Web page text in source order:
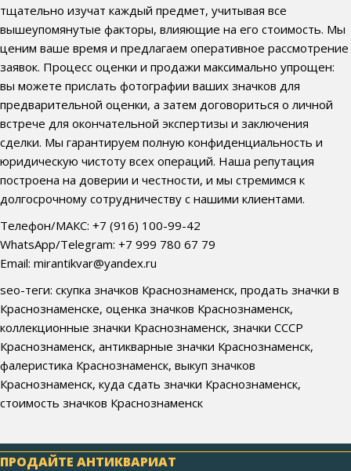
тщательно изучат каждый предмет, учитывая все
вышеупомянутые факторы, влияющие на его стоимость. Мы
ценим ваше время и предлагаем оперативное рассмотрение
заявок. Процесс оценки и продажи максимально упрощен:
вы можете прислать фотографии ваших значков для
предварительной оценки, а затем договориться о личной
встрече для окончательной экспертизы и заключения
сделки. Мы гарантируем полную конфиденциальность и
юридическую чистоту всех операций. Наша репутация
построена на доверии и честности, и мы стремимся к
долгосрочному сотрудничеству с нашими клиентами.
Телефон/МАКС: +7 (916) 100-99-42
WhatsApp/Telegram: +7 999 780 67 79
Email: mirantikvar@yandex.ru
seo-теги: скупка значков Краснознаменск, продать значки в
Краснознаменске, оценка значков Краснознаменск,
коллекционные значки Краснознаменск, значки СССР
Краснознаменск, антикварные значки Краснознаменск,
фалеристика Краснознаменск, выкуп значков
Краснознаменск, куда сдать значки Краснознаменск,
стоимость значков Краснознаменск
ПРОДАЙТЕ АНТИКВАРИАТ